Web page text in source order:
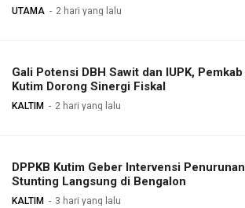
UTAMA 2 hari yang lalu
Gali Potensi DBH Sawit dan IUPK, Pemkab
Kutim Dorong Sinergi Fiskal
KALTIM 2 hari yang lalu
DPPKB Kutim Geber Intervensi Penurunan
Stunting Langsung di Bengalon
KALTIM 3 hari yang lalu